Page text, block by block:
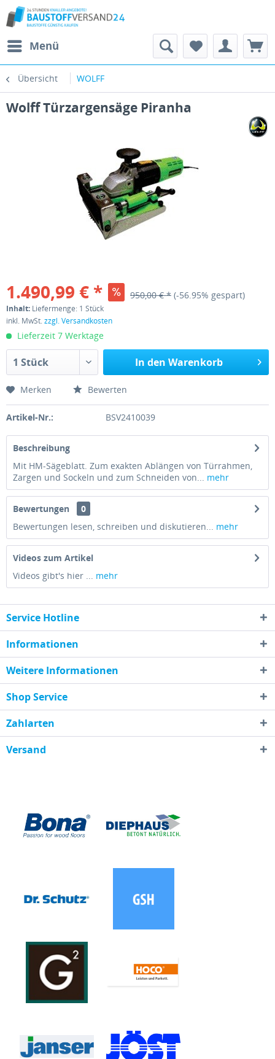
Menü
Übersicht WOLFF
Wolff Türzargensäge Piranha
1.490,99 € * 950,00 € * (-56.95% gespart)
Inhalt: Liefermenge: 1 Stück
inkl. MwSt.zzgl. Versandkosten
Lieferzeit 7 Werktage
In den Warenkorb
Merken Bewerten
Artikel-Nr.: BSV2410039
Beschreibung
Mit HM-Sägeblatt. Zum exakten Ablängen von Türrahmen,
Zargen und Sockeln und zum Schneiden von... mehr
Bewertungen
0
Bewertungen lesen, schreiben und diskutieren... mehr
Videos zum Artikel
Videos gibt's hier ... mehr
Service Hotline
Informationen
Weitere Informationen
Shop Service
Zahlarten
Versand